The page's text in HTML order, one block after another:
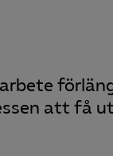
att få